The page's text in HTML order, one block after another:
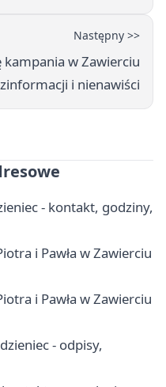
Następny >>
w Zawierciu
i nienawiści
- kontakt, godziny,
i Pawła w Zawierciu
i Pawła w Zawierciu
- odpisy,